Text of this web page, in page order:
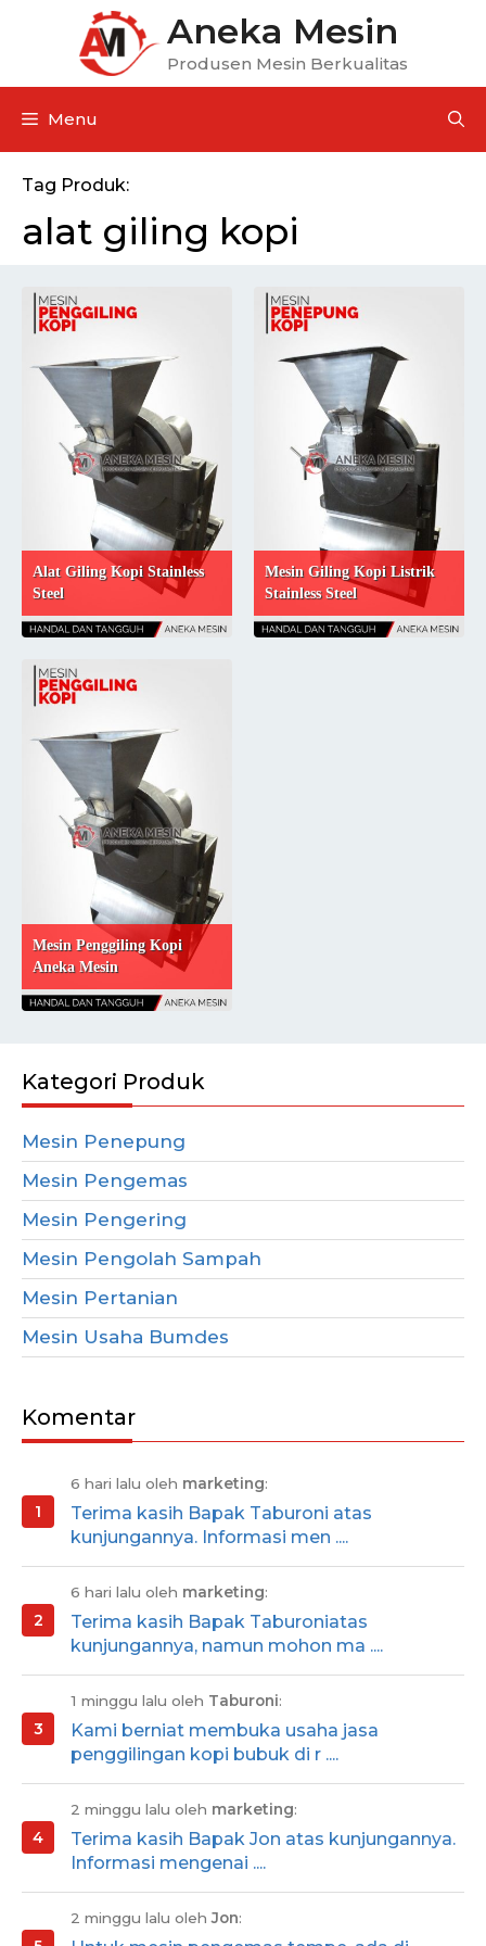
Aneka Mesin
Produsen Mesin Berkualitas
Menu
Tag Produk:
alat giling kopi
Alat Giling Kopi Stainless
Steel
Mesin Giling Kopi Listrik
Stainless Steel
Mesin Penggiling Kopi
Aneka Mesin
Kategori Produk
Mesin Penepung
Mesin Pengemas
Mesin Pengering
Mesin Pengolah Sampah
Mesin Pertanian
Mesin Usaha Bumdes
Komentar
6 hari lalu oleh marketing:
Terima kasih Bapak Taburoni atas
kunjungannya. Informasi men ....
6 hari lalu oleh marketing:
Terima kasih Bapak Taburoniatas
kunjungannya, namun mohon ma ....
1 minggu lalu oleh Taburoni:
Kami berniat membuka usaha jasa
penggilingan kopi bubuk di r ....
2 minggu lalu oleh marketing:
Terima kasih Bapak Jon atas kunjungannya.
Informasi mengenai ....
2 minggu lalu olehJon: